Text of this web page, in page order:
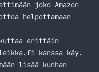
joko Amazon
helpottamaan
erittäin
kanssa käy.
lisää kunhan